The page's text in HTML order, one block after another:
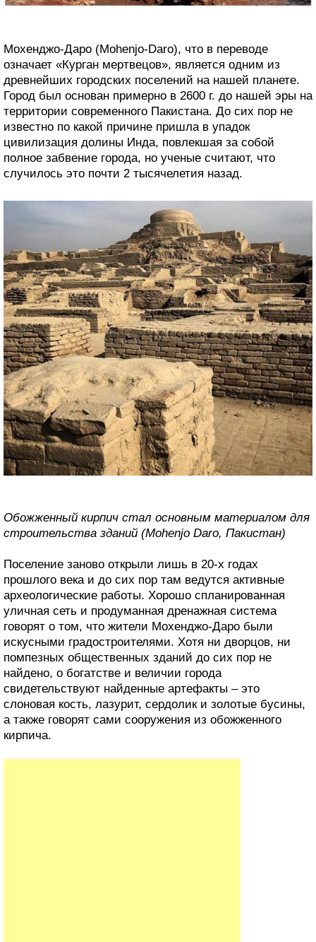
Мохенджо-Даро (Mohenjo-Daro), что в переводе
означает «Курган мертвецов», является одним из
древнейших городских поселений на нашей планете.
Город был основан примерно в 2600 г. до нашей эры на
территории современного Пакистана. До сих пор не
известно по какой причине пришла в упадок
цивилизация долины Инда, повлекшая за собой
полное забвение города, но ученые считают, что
случилось это почти 2 тысячелетия назад.
Обожженный кирпич стал основным материалом для
строительства зданий (Mohenjo Daro, Пакистан)
Поселение заново открыли лишь в 20-х годах
прошлого века и до сих пор там ведутся активные
археологические работы. Хорошо спланированная
уличная сеть и продуманная дренажная система
говорят о том, что жители Мохенджо-Даро были
искусными градостроителями. Хотя ни дворцов, ни
помпезных общественных зданий до сих пор не
найдено, о богатстве и величии города
свидетельствуют найденные артефакты – это
слоновая кость, лазурит, сердолик и золотые бусины,
а также говорят сами сооружения из обожженного
кирпича.